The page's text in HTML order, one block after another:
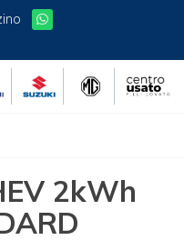
2kWh